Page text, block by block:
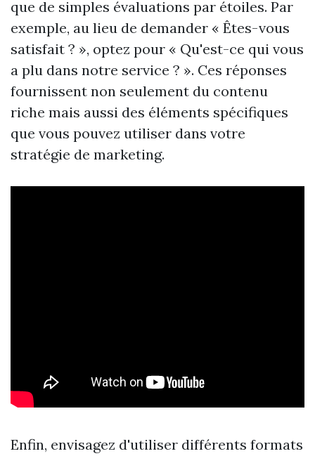
que de simples évaluations par étoiles. Par
exemple, au lieu de demander « Êtes-vous
satisfait ? », optez pour « Qu'est-ce qui vous
a plu dans notre service ? ». Ces réponses
fournissent non seulement du contenu
riche mais aussi des éléments spécifiques
que vous pouvez utiliser dans votre
stratégie de marketing.
Enfin, envisagez d'utiliser différents formats